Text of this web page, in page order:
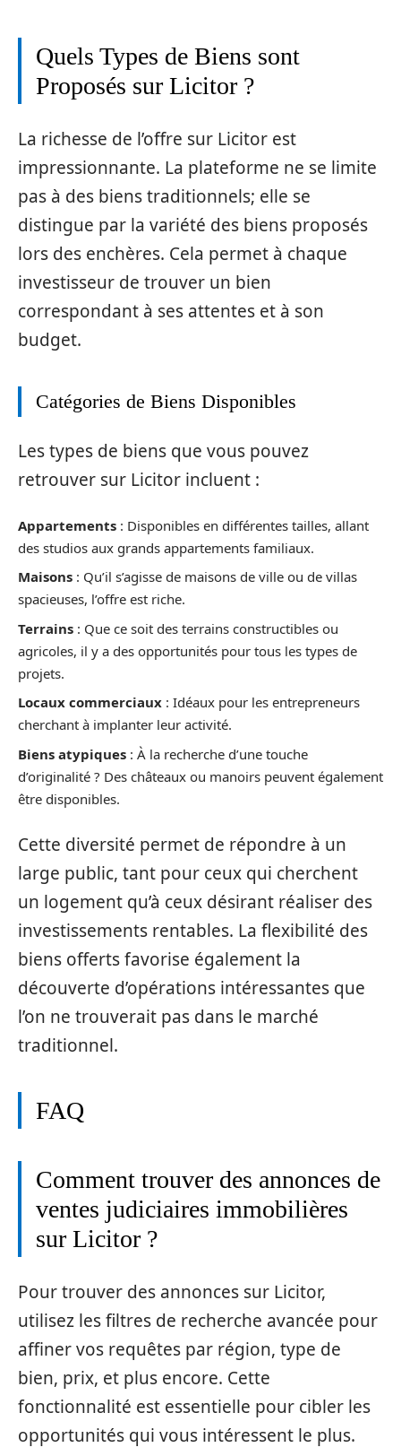
Quels Types de Biens sont
Proposés sur Licitor ?
La richesse de l’offre sur Licitor est
impressionnante. La plateforme ne se limite
pas à des biens traditionnels; elle se
distingue par la variété des biens proposés
lors des enchères. Cela permet à chaque
investisseur de trouver un bien
correspondant à ses attentes et à son
budget.
Catégories de Biens Disponibles
Les types de biens que vous pouvez
retrouver sur Licitor incluent :
Appartements : Disponibles en différentes tailles, allant
des studios aux grands appartements familiaux.
Maisons : Qu’il s’agisse de maisons de ville ou de villas
spacieuses, l’offre est riche.
Terrains : Que ce soit des terrains constructibles ou
agricoles, il y a des opportunités pour tous les types de
projets.
Locaux commerciaux : Idéaux pour les entrepreneurs
cherchant à implanter leur activité.
Biens atypiques : À la recherche d’une touche
d’originalité ? Des châteaux ou manoirs peuvent également
être disponibles.
Cette diversité permet de répondre à un
large public, tant pour ceux qui cherchent
un logement qu’à ceux désirant réaliser des
investissements rentables. La flexibilité des
biens offerts favorise également la
découverte d’opérations intéressantes que
l’on ne trouverait pas dans le marché
traditionnel.
FAQ
Comment trouver des annonces de
ventes judiciaires immobilières
sur Licitor ?
Pour trouver des annonces sur Licitor,
utilisez les filtres de recherche avancée pour
affiner vos requêtes par région, type de
bien, prix, et plus encore. Cette
fonctionnalité est essentielle pour cibler les
opportunités qui vous intéressent le plus.